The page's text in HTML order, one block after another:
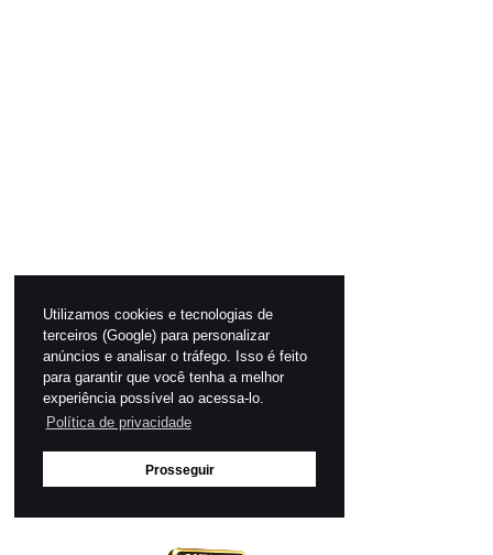
Utilizamos cookies e tecnologias de
terceiros (Google) para personalizar
anúncios e analisar o tráfego. Isso é feito
para garantir que você tenha a melhor
experiência possível ao acessa-lo.
Política de privacidade
Prosseguir